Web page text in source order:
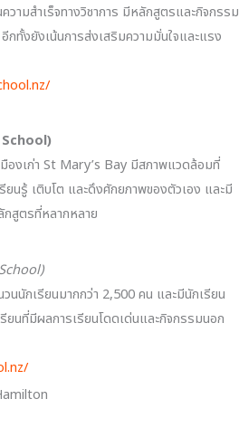
ามสำเร็จทางวิชาการ มีหลักสูตรและกิจกรรม
ทั้งยังเน้นการส่งเสริมความมั่นใจและแรง
องเก่า St Mary’s Bay มีสภาพแวดล้อมที่
นรู้ เติบโต และดึงศักยภาพของตัวเอง และมี
กสูตรที่หลากหลาย
นนักเรียนมากกว่า 2,500 คน และมีนักเรียน
ยนที่มีผลการเรียนโดดเด่นและกิจกรรมนอก